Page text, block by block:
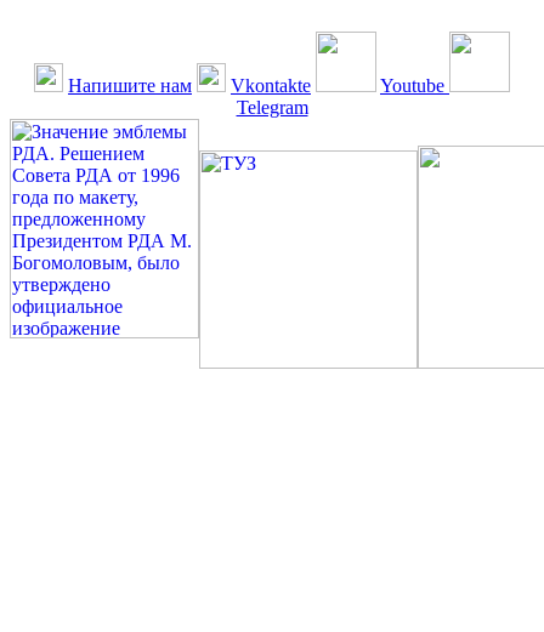
Напишите нам Vkontakte
Youtube
Telegram